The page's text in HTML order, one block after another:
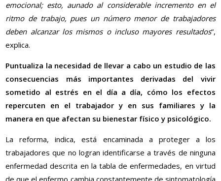
emocional; esto, aunado al considerable incremento en el
ritmo de trabajo, pues un número menor de trabajadores
deben alcanzar los mismos o incluso mayores resultados”,
explica.
Puntualiza la necesidad de llevar a cabo un estudio de las
consecuencias más importantes derivadas del vivir
sometido al estrés en el día a día, cómo los efectos
repercuten en el trabajador y en sus familiares y la
manera en que afectan su bienestar físico y psicológico.
La reforma, indica, está encaminada a proteger a los
trabajadores que no logran identificarse a través de ninguna
enfermedad descrita en la tabla de enfermedades, en virtud
de que el enfermo cambia constantemente de sintomatología